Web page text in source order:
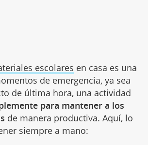
escolares en casa es una
de emergencia, ya sea
de última hora, una actividad
para mantener a los
de manera productiva. Aquí, lo
siempre a mano: